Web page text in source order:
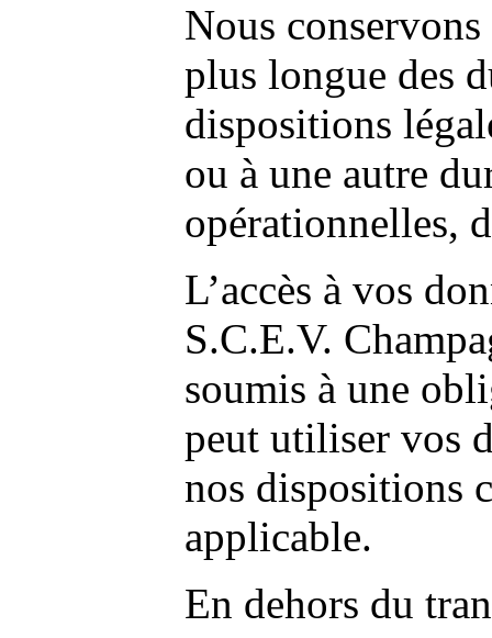
Nous
plus longue des
dispositions
ou à une autre
opérationnelles,
L’accès à vos
S.C.E.V.
soumis à une
peut utiliser vos
nos dispositions
applicable.
En dehors du